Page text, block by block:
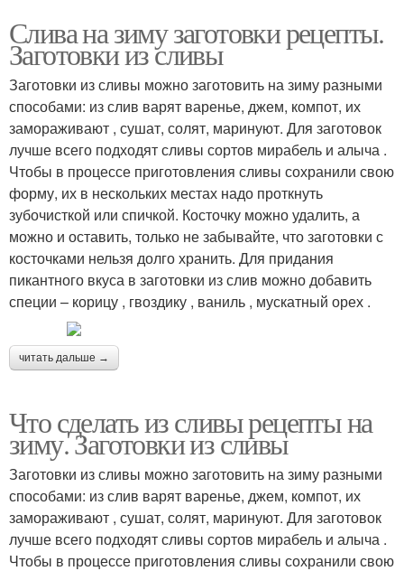
Слива на зиму заготовки рецепты.
Заготовки из сливы
Заготовки из сливы можно заготовить на зиму разными
способами: из слив варят варенье, джем, компот, их
замораживают , сушат, солят, маринуют. Для заготовок
лучше всего подходят сливы сортов мирабель и алыча .
Чтобы в процессе приготовления сливы сохранили свою
форму, их в нескольких местах надо проткнуть
зубочисткой или спичкой. Косточку можно удалить, а
можно и оставить, только не забывайте, что заготовки с
косточками нельзя долго хранить. Для придания
пикантного вкуса в заготовки из слив можно добавить
специи – корицу , гвоздику , ваниль , мускатный орех .
читать дальше →
Что сделать из сливы рецепты на
зиму. Заготовки из сливы
Заготовки из сливы можно заготовить на зиму разными
способами: из слив варят варенье, джем, компот, их
замораживают , сушат, солят, маринуют. Для заготовок
лучше всего подходят сливы сортов мирабель и алыча .
Чтобы в процессе приготовления сливы сохранили свою